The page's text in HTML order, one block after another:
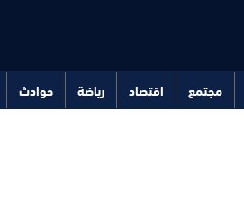
مجتمع اقتصاد رياضة حوادث